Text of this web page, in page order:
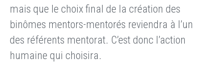
mais que le choix final de la création des
binômes mentors-mentorés reviendra à l’un
des référents mentorat. C’est donc l’action
humaine qui choisira.